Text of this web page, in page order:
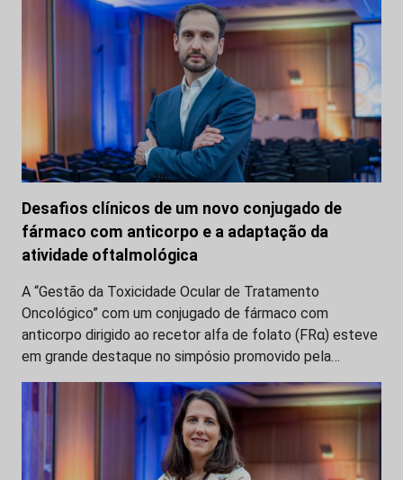
Desafios clínicos de um novo conjugado de
fármaco com anticorpo e a adaptação da
atividade oftalmológica
A “Gestão da Toxicidade Ocular de Tratamento
Oncológico” com um conjugado de fármaco com
anticorpo dirigido ao recetor alfa de folato (FRα) esteve
em grande destaque no simpósio promovido pela…